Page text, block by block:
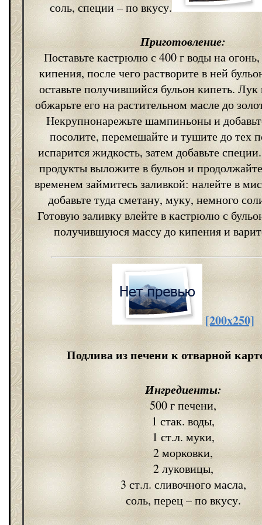
соль, специи – по вкусу.
Приготовление:
Поставьте кастрюлю с 400 г воды на
кипения, после чего растворите в ней
оставьте получившийся бульон кипеть. Лук
обжарьте его на растительном масле до
Некрупнонарежьте шампиньоны и
посолите, перемешайте и тушите до тех
испарится жидкость, затем добавьте
продукты выложите в бульон и
временем займитесь заливкой: налейте в
добавьте туда сметану, муку, немного
Готовую заливку влейте в кастрюлю с
получившуюся массу до кипения и
[200x250]
Подлива из печени к отварной
Ингредиенты:
500 г печени,
1 стак. воды,
1 ст.л. муки,
2 морковки,
2 луковицы,
3 ст.л. сливочного масла,
соль, перец – по вкусу.